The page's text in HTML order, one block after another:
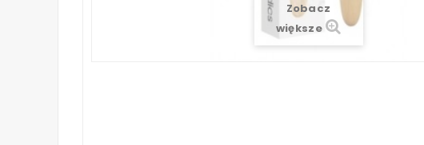
Zobacz
większe